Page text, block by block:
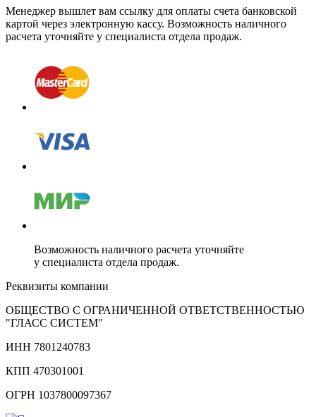
Менеджер вышлет вам ссылку для оплаты счета банковской
картой через электронную кассу. Возможность наличного
расчета уточняйте у специалиста отдела продаж.
Возможность наличного расчета уточняйте
у специалиста отдела продаж.
Реквизиты компании
ОБЩЕСТВО С ОГРАНИЧЕННОЙ ОТВЕТСТВЕННОСТЬЮ
"ГЛАСС СИСТЕМ"
ИНН 7801240783
КПП 470301001
ОГРН 1037800097367